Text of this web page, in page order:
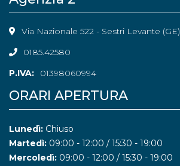
Via Nazionale 522 - Sestri Levante (GE)
0185.42580
P.IVA:
01398060994
ORARI APERTURA
Lunedì: Chiuso
Martedì: 09:00 - 12:00 / 15:30 - 19:00
Mercoledì: 09:00 - 12:00 / 15:30 - 19:00